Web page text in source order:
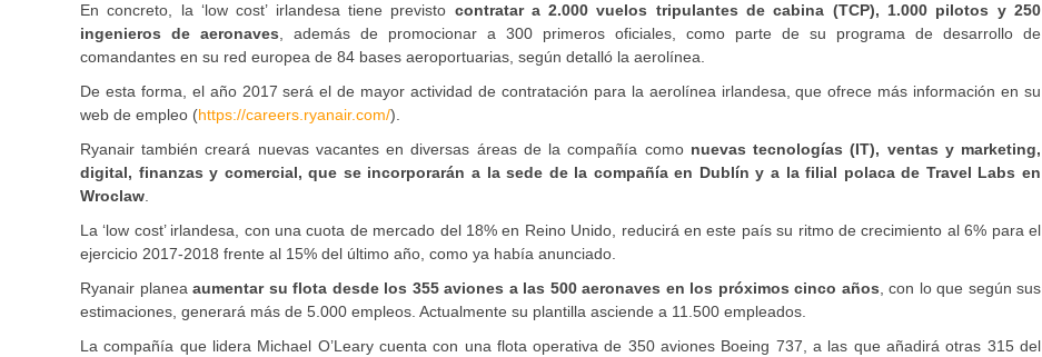
En concreto, la ‘low cost’ irlandesa tiene previsto contratar a 2.000 vuelos tripulantes de cabina (TCP), 1.000 pilotos y 250
ingenieros de aeronaves, además de promocionar a 300 primeros oficiales, como parte de su programa de desarrollo de
comandantes en su red europea de 84 bases aeroportuarias, según detalló la aerolínea.
De esta forma, el año 2017 será el de mayor actividad de contratación para la aerolínea irlandesa, que ofrece más información en su
web de empleo (https://careers.ryanair.com/).
Ryanair también creará nuevas vacantes en diversas áreas de la compañía como nuevas tecnologías (IT), ventas y marketing,
digital, finanzas y comercial, que se incorporarán a la sede de la compañía en Dublín y a la filial polaca de Travel Labs en
Wroclaw.
La ‘low cost’ irlandesa, con una cuota de mercado del 18% en Reino Unido, reducirá en este país su ritmo de crecimiento al 6% para el
ejercicio 2017-2018 frente al 15% del último año, como ya había anunciado.
Ryanair planea aumentar su flota desde los 355 aviones a las 500 aeronaves en los próximos cinco años, con lo que según sus
estimaciones, generará más de 5.000 empleos. Actualmente su plantilla asciende a 11.500 empleados.
La compañía que lidera Michael O’Leary cuenta con una flota operativa de 350 aviones Boeing 737, a las que añadirá otras 315 del